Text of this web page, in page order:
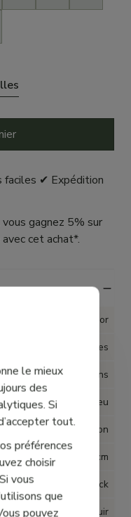
faciles ✔ Expédition
gagnez 5% sur
cet achat*.
Gabor
Chaussures
Escarpins
Bleu
Non
5 cm
Cuir nubuck
Cuir
le mieux
des
Si
tout.
préférences
choisir
vous
que
pouvez